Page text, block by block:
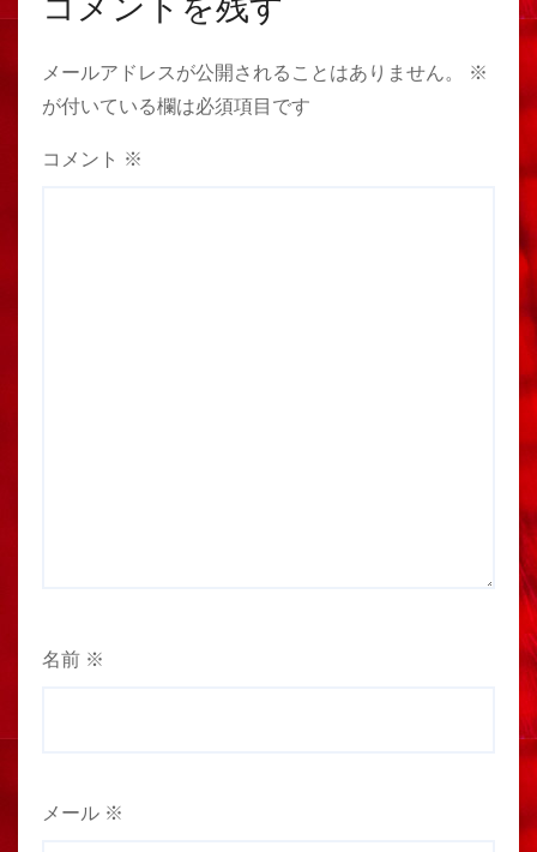
メールアドレスが公開されることはありません。
※
が付いている欄は必須項目です
コメント ※
名前 ※
メール ※